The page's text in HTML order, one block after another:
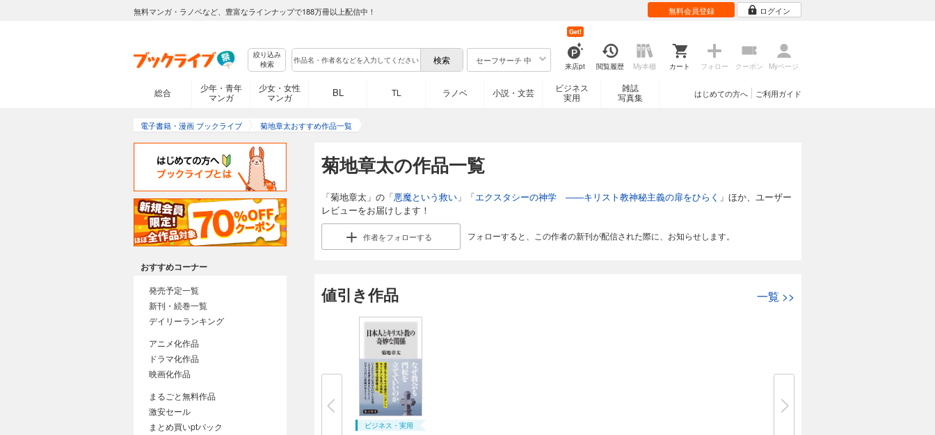
無料マンガ・ラノベなど、豊富なラインナップで188万冊以上配信中！ 無料会員登録 ログイン
絞り込み
検索
セーフサーチ 中
来店pt
Get!
閲覧履歴 My本棚 カート フォロー クーポン Myページ
総合
少年・青年
マンガ
少女・女性
マンガ
BL TL ラノベ 小説・文芸
ビジネス
実用
雑誌
写真集
ご利用ガイド
はじめての方へ
電子書籍・漫画 ブックライブ 菊地章太おすすめ作品一覧
菊地章太の作品一覧
「菊地章太」の「悪魔という救い 」「エクスタシーの神学 ――キリスト教神秘主義の扉をひらく 」ほか、ユーザー
レビューをお届けします！
作者をフォローする フォローすると、この作者の新刊が配信された際に、お知らせします。
値引き作品 一覧 >>
ビジネス・実用
おすすめコーナー
発売予定一覧
新刊・続巻一覧
デイリーランキング
アニメ化作品
ドラマ化作品
映画化作品
まるごと無料作品
激安セール
まとめ買いptバック